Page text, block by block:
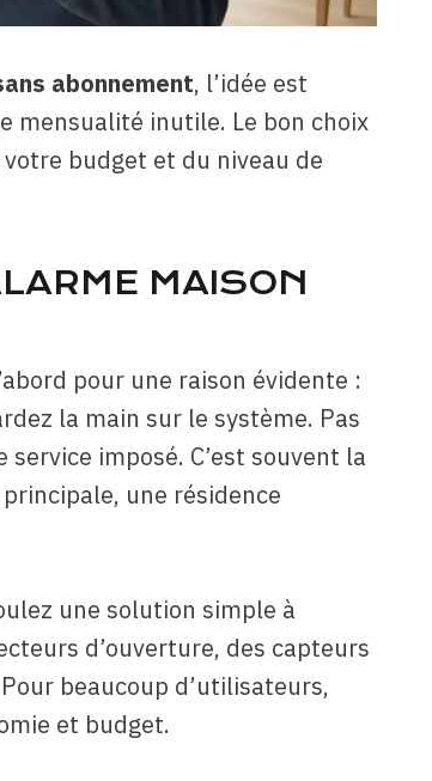
abonnement, l’idée est
mensualité inutile. Le bon choix
budget et du niveau de
MAISON
pour une raison évidente :
la main sur le système. Pas
imposé. C’est souvent la
une résidence
une solution simple à
d’ouverture, des capteurs
beaucoup d’utilisateurs,
et budget.